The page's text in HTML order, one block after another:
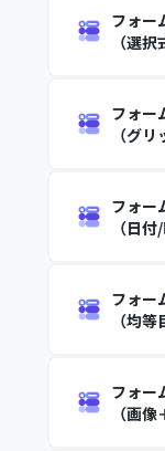
フォー
（選択
フォー
（グリ
フォー
（日付
フォー
（均等
フォー
（画像